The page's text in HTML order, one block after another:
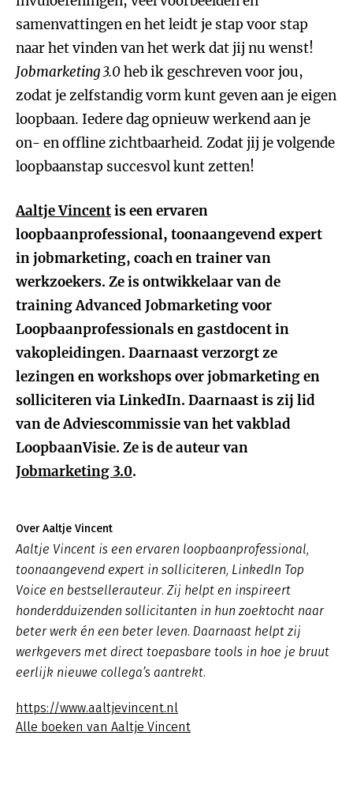
samenvattingen en het leidt je stap voor stap
naar het vinden van het werk dat jij nu wenst!
Jobmarketing 3.0heb ik geschreven voor jou,
zodat je zelfstandig vorm kunt geven aan je eigen
loopbaan. Iedere dag opnieuw werkend aan je
on- en offline zichtbaarheid. Zodat jij je volgende
loopbaanstap succesvol kunt zetten!
Aaltje Vincentis een ervaren
loopbaanprofessional, toonaangevend expert
in jobmarketing, coach en trainer van
werkzoekers. Ze is ontwikkelaar van de
training Advanced Jobmarketing voor
Loopbaanprofessionals en gastdocent in
vakopleidingen. Daarnaast verzorgt ze
lezingen en workshops over jobmarketing en
solliciteren via LinkedIn. Daarnaast is zij lid
van de Adviescommissie van het vakblad
LoopbaanVisie. Ze is de auteur van
Jobmarketing 3.0.
Over Aaltje Vincent
Aaltje Vincent is een ervaren loopbaanprofessional,
toonaangevend expert in solliciteren, LinkedIn Top
Voice en bestsellerauteur. Zij helpt en inspireert
honderdduizenden sollicitanten in hun zoektocht naar
beter werk én een beter leven. Daarnaast helpt zij
werkgevers met direct toepasbare tools in hoe je bruut
eerlijk nieuwe collega’s aantrekt.
https://www.aaltjevincent.nl
Alle boeken van Aaltje Vincent